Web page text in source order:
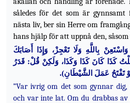
således för det som är
nästa liv, ber sin Herre om
بِاللَّهِ وَلَا تَعْجِزْ، وَإِذَا أَصَابَكَ
كَذَا كَانَ كَذَا وَكَذَا، وَلَكِنْ قُلْ: قَدَرُ
تَفْتَحُ عَمَلَ الشَّيْطَانِ).
”Var ivrig om det som gynnar
och var inte lat. Om du drabbas av